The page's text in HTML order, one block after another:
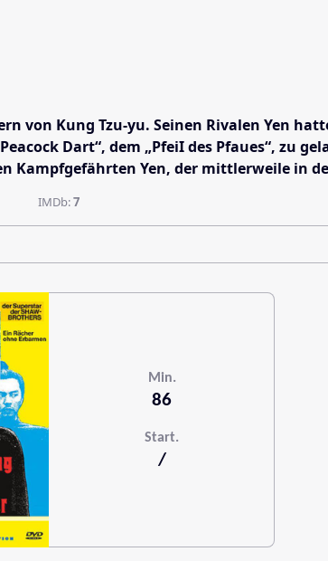
Kung Tzu-yu. Seinen Rivalen Yen
Dart“, dem „PfeiI des Pfaues“, zu
Yen, der mittlerweile in
IMDb:7
Min.
86
Start.
/